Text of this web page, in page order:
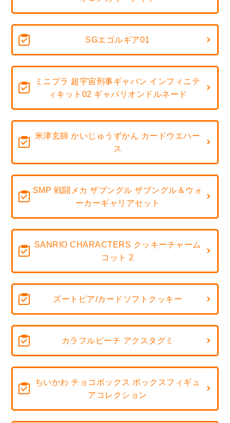
SGエゴルギア01
ミニプラ 超宇宙刑事ギャバン インフィニテ
ィキット02 ギャバリオンドルネード
米津玄師 かいじゅうずかん カードウエハー
ス
SMP 戦闘メカ ザブングル ザブングル＆ウォ
ーカーギャリアセット
SANRIO CHARACTERS クッキーチャーム
コット 2
ズートピア/カードソフトクッキー
カラフルピーチ アクスタグミ
ちいかわ チョコボックス ボックスフィギュ
アコレクション